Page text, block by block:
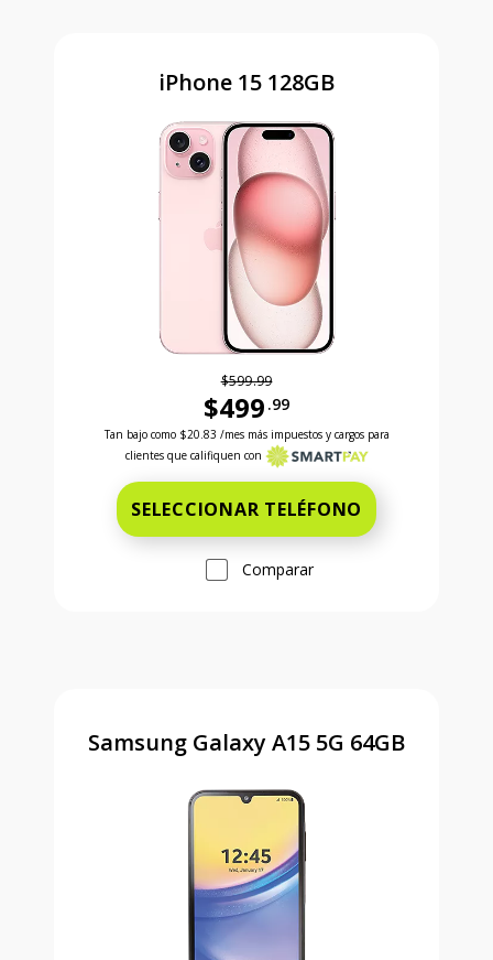
iPhone 15 128GB
$599.99
$499 .99
Antes el precio era 599 dollars and 99 cents
Tan bajo como $20.83 /mes más impuestos y cargos para
clientes que califiquen con
SELECCIONAR TELÉFONO
Comparar
Samsung Galaxy A15 5G 64GB